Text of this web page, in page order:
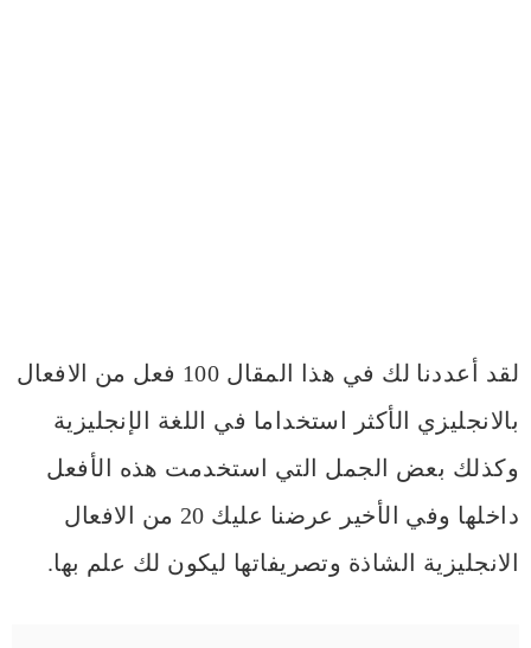
لقد أعددنا لك في هذا المقال 100 فعل من الافعال
بالانجليزي الأكثر استخداما في اللغة الإنجليزية
وكذلك بعض الجمل التي استخدمت هذه الأفعل
داخلها وفي الأخير عرضنا عليك 20 من الافعال
الانجليزية الشاذة وتصريفاتها ليكون لك علم بها.